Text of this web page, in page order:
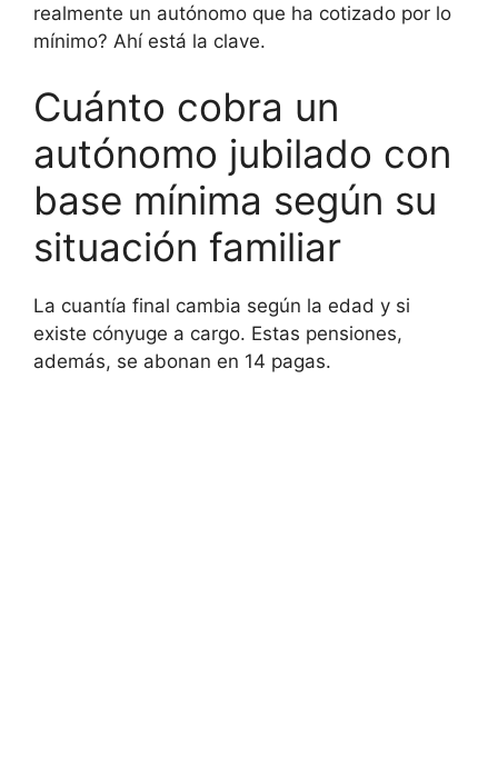
realmente un autónomo que ha cotizado por lo
mínimo? Ahí está la clave.
Cuánto cobra un
autónomo jubilado con
base mínima según su
situación familiar
La cuantía final cambia según la edad y si
existe cónyuge a cargo. Estas pensiones,
además, se abonan en 14 pagas.